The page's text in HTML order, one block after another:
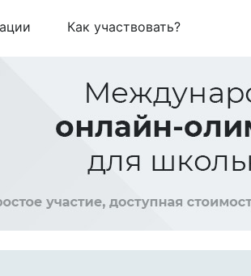
Как участвовать?